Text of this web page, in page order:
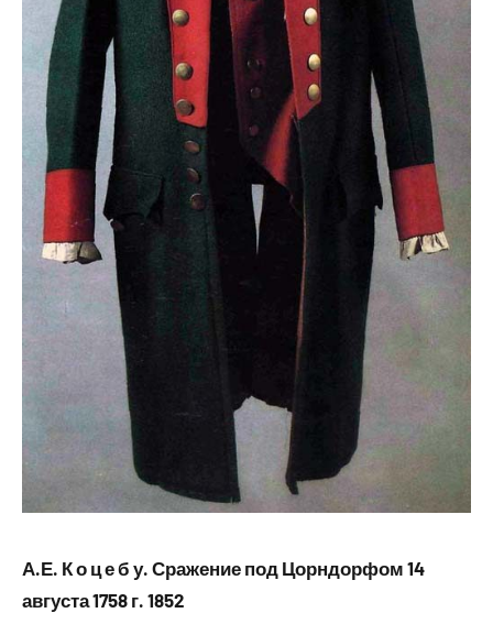
А.Е. К о ц е б у. Сражение под Цорндорфом 14
августа 1758 г. 1852